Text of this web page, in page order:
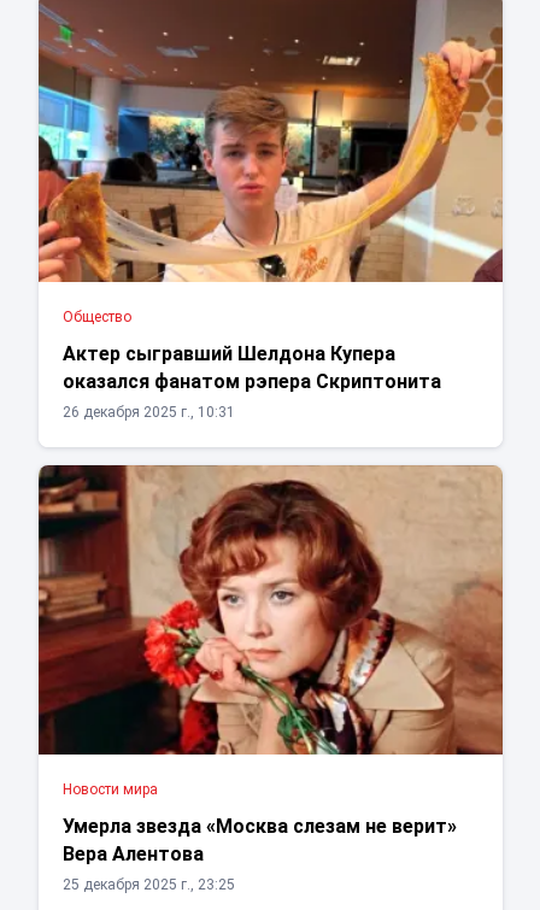
Общество
Актер сыгравший Шелдона Купера
оказался фанатом рэпера Скриптонита
26 декабря 2025 г., 10:31
Новости мира
Умерла звезда «Москва слезам не верит»
Вера Алентова
25 декабря 2025 г., 23:25